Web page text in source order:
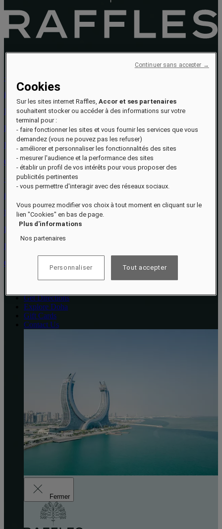
+974 4030 7100
info.doha@raffles.com
Marina East Street
Lusail Marina District
Doha
Qatar
+974 4030 7100
info.doha@raffles.com
Marina East Street
Lusail Marina District
Doha
Qatar
Reserve Your Stay
Get Directions
Explore Doha
Gift Cards
Contact Us
Fermer
Cookies
Sur les sites internet Raffles,Accor et ses partenaires
souhaitent stocker ou accéder à des informations sur votre
terminal pour :
- faire fonctionner les sites et vous fournir les services que vous
demandez (vous ne pouvez pas les refuser)
- améliorer et personnaliser les fonctionnalités des sites
- mesurer l'audience et la performance des sites
- établir un profil de vos intérêts pour vous proposer des
publicités pertinentes
- vous permettre d'interagir avec des réseaux sociaux.
Vous pourrez modifier vos choix à tout moment en cliquant sur le
lien "Cookies" en bas de page.
Plus d'informations
Nos partenaires
Personnaliser Tout accepter
Continuer sans accepter →